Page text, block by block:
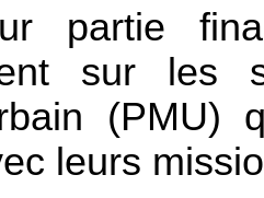
partie
sur les
(PMU)
leurs